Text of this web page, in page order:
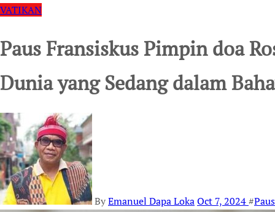
VATIKAN
Paus Fransiskus Pimpin doa
Dunia yang Sedang dalam
ByEmanuel Dapa LokaOct 7, 2024#